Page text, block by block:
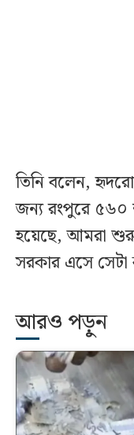
তিনিবলেন,
জন্যরংপুরে৫৬০
হয়েছে,আমরা
সরকার এসে সেটা
আরও পড়ুন